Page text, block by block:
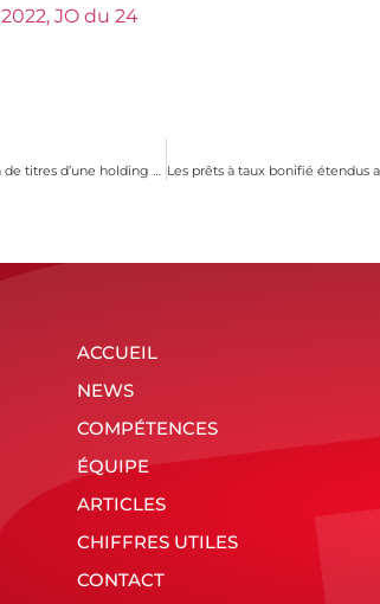
JO du 24
Pacte Dutreil : quelles conditions pour la transmission de titres d’une holding mixte ?
ACCUEIL
NEWS
COMPÉTENCES
ÉQUIPE
ARTICLES
CHIFFRES UTILES
CONTACT